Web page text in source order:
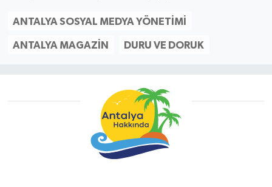
ANTALYA SOSYAL MEDYA YÖNETIMI
ANTALYA MAGAZIN DURU VE DORUK